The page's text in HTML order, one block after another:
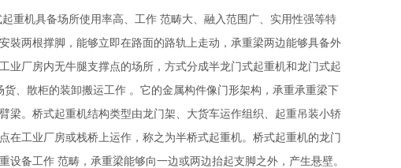
重机具备场所使用率高、工作 范畴大、融入范围广、实用性强等特
裝两根撑脚，能够立即在路面的路轨上走动，承重梁两边能够具备外
厂房内无牛腿支撑点的场所，方式分成半龙门式起重机和龙门式起
、散柜的装卸搬运工作 。它的金属构件像门形架构，承重承重梁下
梁。桥式起重机结构类型由龙门架、大货车运作组织、起重吊装小轿
工业厂房或栈桥上运作，称之为半桥式起重机。桥式起重机的龙门
备工作 范畴，承重梁能够向一边或两边抬起支脚之外，产生悬壁。